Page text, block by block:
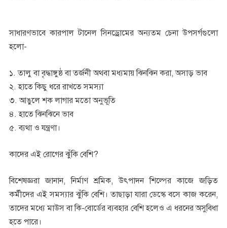
সাধারণভাবে কারপাল টানেল সিনড্রোমের অন্যতম চেনা উপসর্গগুলো
হলো-
১. তালু বা বৃদ্ধাঙ্গুষ্ঠ বা তর্জনী অথবা মধ্যমায় ঝিনঝিন করা, অসাড় ভাব
২. হাতে কিছু ধরে রাখতে সমস্যা
৩. আঙুলে শক লাগার মতো অনুভূতি
৪. হাতে ঝিনঝিনে ভাব
৫. ব্যথা ও যন্ত্রণা।
কাদের এই রোগের ঝুঁকি বেশি?
বিশেষজ্ঞরা জানান, নির্মাণ শ্রমিক, উৎপাদন শিল্পের কাজে জড়িত
কর্মীদের এই সমস্যার ঝুঁকি বেশি। তাছাড়া যারা ডেস্কে বসে কাজ করেন,
তাদের মধ্যে মাউস বা কি-বোর্ডের ব্যবহার বেশি হলেও এ ধরনের অসুবিধা
হতে পারে।